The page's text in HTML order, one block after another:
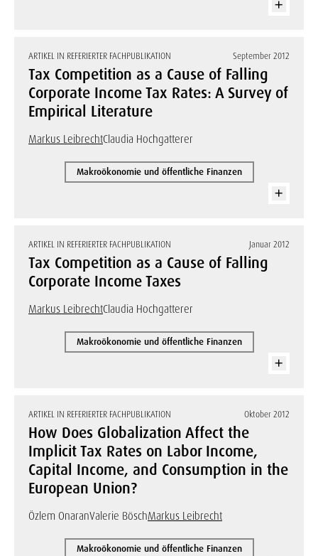
ARTIKEL IN REFERIERTER FACHPUBLIKATION September 2012
Tax Competition as a Cause of Falling
Corporate Income Tax Rates: A Survey of
Empirical Literature
Markus LeibrechtClaudia Hochgatterer
Makroökonomie und öffentliche Finanzen
ARTIKEL IN REFERIERTER FACHPUBLIKATION Januar 2012
Tax Competition as a Cause of Falling
Corporate Income Taxes
Markus LeibrechtClaudia Hochgatterer
Makroökonomie und öffentliche Finanzen
ARTIKEL IN REFERIERTER FACHPUBLIKATION Oktober 2012
How Does Globalization Affect the
Implicit Tax Rates on Labor Income,
Capital Income, and Consumption in the
European Union?
Özlem OnaranValerie BöschMarkus Leibrecht
Makroökonomie und öffentliche Finanzen